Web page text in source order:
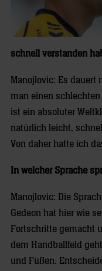
schnell verstanden
Manojlovic: Es dauert
man einen
ist ein absoluter
natürlich leicht,
Von daher hatte ich
In welcher Sprache
Manojlovic: Die
Gedeon hat hier wie
Fortschritte gemacht
dem Handballfeld
und Füßen.